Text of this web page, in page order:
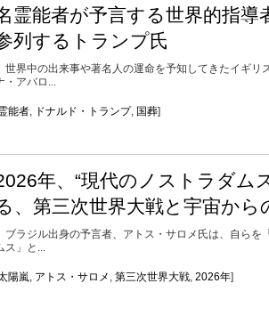
霊能者が予言する世界的指導
列するトランプ氏
界中の出来事や著名人の運命を予知してきたイギリ
・アバロ...
能者, ドナルド・トランプ, 国葬]
年、“現代のノストラダム
、第三次世界大戦と宇宙から
ラジル出身の予言者、アトス・サロメ氏は、自らを
ス」と...
陽嵐, アトス・サロメ , 第三次世界大戦, 2026年]